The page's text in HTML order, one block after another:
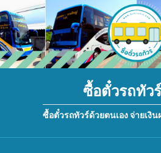
ซื้อตั๋วรถทัวร์
ซื้อตั๋วรถทัวร์ด้วยตนเอง จ่ายเงิ